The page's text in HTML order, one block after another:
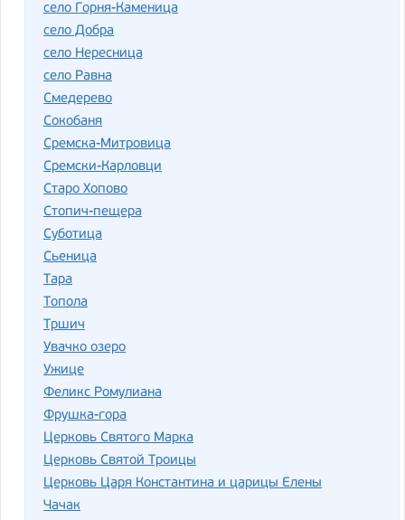
село Горня-Каменица
село Добра
село Нересница
село Равна
Смедерево
Сокобаня
Сремска-Митровица
Сремски-Карловци
Старо Хопово
Стопич-пещера
Суботица
Сьеница
Тара
Топола
Тршич
Увачко озеро
Ужице
Феликс Ромулиана
Фрушка-гора
Церковь Святого Марка
Церковь Святой Троицы
Церковь Царя Константина и царицы Елены
Чачак